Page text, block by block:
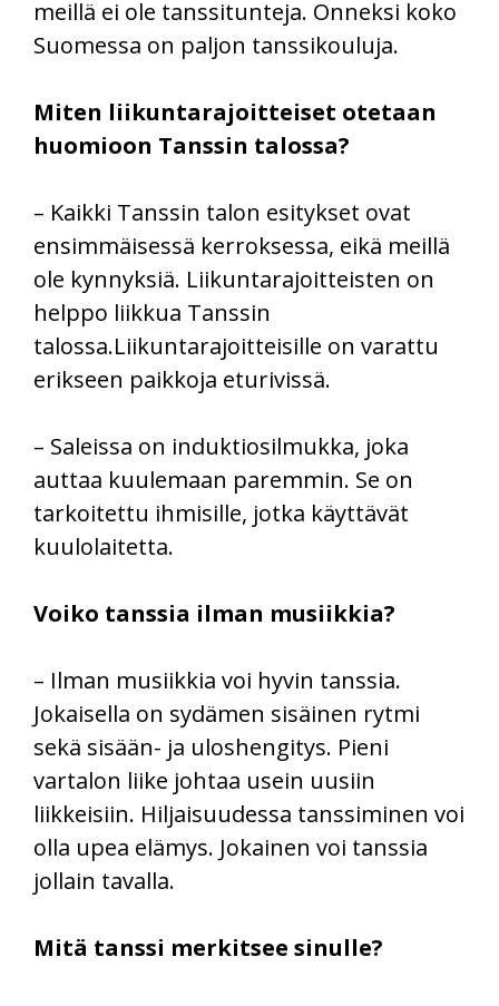
meillä ei ole tanssitunteja. Onneksi koko
Suomessa on paljon tanssikouluja.
Miten liikuntarajoitteiset otetaan
huomioon Tanssin talossa?
– Kaikki Tanssin talon esitykset ovat
ensimmäisessä kerroksessa, eikä meillä
ole kynnyksiä. Liikuntarajoitteisten on
helppo liikkua Tanssin
talossa.Liikuntarajoitteisille on varattu
erikseen paikkoja eturivissä.
– Saleissa on induktiosilmukka, joka
auttaa kuulemaan paremmin. Se on
tarkoitettu ihmisille, jotka käyttävät
kuulolaitetta.
Voiko tanssia ilman musiikkia?
– Ilman musiikkia voi hyvin tanssia.
Jokaisella on sydämen sisäinen rytmi
sekä sisään- ja uloshengitys. Pieni
vartalon liike johtaa usein uusiin
liikkeisiin. Hiljaisuudessa tanssiminen voi
olla upea elämys. Jokainen voi tanssia
jollain tavalla.
Mitä tanssi merkitsee sinulle?